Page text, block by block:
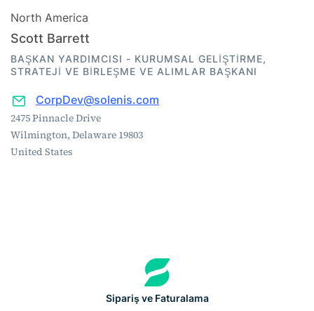
North America
Scott Barrett
BAŞKAN YARDIMCISI - KURUMSAL GELİŞTİRME,
STRATEJİ VE BİRLEŞME VE ALIMLAR BAŞKANI
CorpDev@solenis.com
2475 Pinnacle Drive
Wilmington, Delaware 19803
United States
Sipariş ve Faturalama